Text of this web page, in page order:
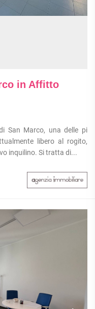
in Affitto
San Marco, una delle pi
libero al rogito,
inquilino. Si tratta di...